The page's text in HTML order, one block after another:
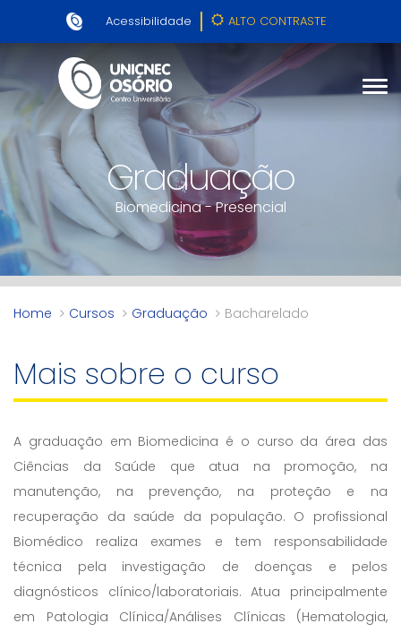
Acessibilidade ALTO CONTRASTE
Graduação
Biomedicina - Presencial
Home Cursos Graduação Bacharelado
Mais sobre o curso
A graduação em Biomedicina é o curso da área das
Ciências da Saúde que atua na promoção, na
manutenção, na prevenção, na proteção e na
recuperação da saúde da população. O profissional
Biomédico realiza exames e tem responsabilidade
técnica pela investigação de doenças e pelos
diagnósticos clínico/laboratoriais. Atua principalmente
em Patologia Clínica/Análises Clínicas (Hematologia,